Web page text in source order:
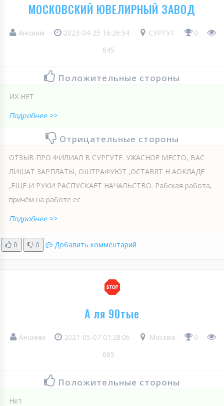
МОСКОВСКИЙ ЮВЕЛИРНЫЙ ЗАВОД
Аноним 2023-04-25 16:26:54 СУРГУТ
0
645
Положительные стороны
ИХ НЕТ
Подробнее >>
Отрицательные стороны
ОТЗЫВ ПРО ФИЛИАЛ В СУРГУТЕ. УЖАСНОЕ МЕСТО, ВАС
ЛИШАТ ЗАРПЛАТЫ, ОШТРАФУЮТ ,ОСТАВЯТ Н АОКЛАДЕ
,ЕЩЕ И РУКИ РАСПУСКАЕТ НАЧАЛЬСТВО. Рабская работа,
причём на работе ес
Подробнее >>
0 0 Добавить комментарий
А ля 90тые
Аноним 2021-05-07 01:28:06 Москва
0
665
Положительные стороны
Нет